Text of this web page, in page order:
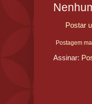
Postar
Postagem
Assinar: